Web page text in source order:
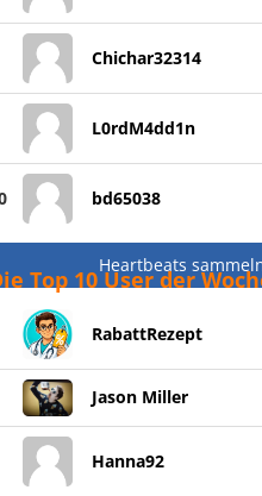
Chichar32314
L0rdM4dd1n
bd65038
Heartbeats
Top 10 User der
RabattRezept
Jason Miller
Hanna92